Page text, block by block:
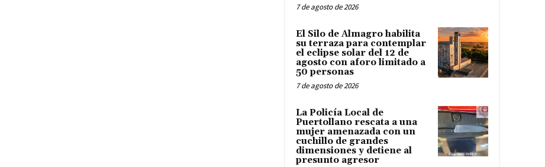
7 de agosto de 2026
El Silo de Almagro habilita
su terraza para contemplar
el eclipse solar del 12 de
agosto con aforo limitado a
50 personas
7 de agosto de 2026
La Policía Local de
Puertollano rescata a una
mujer amenazada con un
cuchillo de grandes
dimensiones y detiene al
presunto agresor